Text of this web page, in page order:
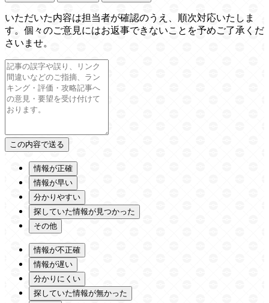
いただいた内容は担当者が確認のうえ、順次対応いたしま
す。個々のご意見にはお返事できないことを予めご了承くだ
さいませ。
情報が正確
情報が早い
分かりやすい
探していた情報が見つかった
その他
情報が不正確
情報が遅い
分かりにくい
探していた情報が無かった